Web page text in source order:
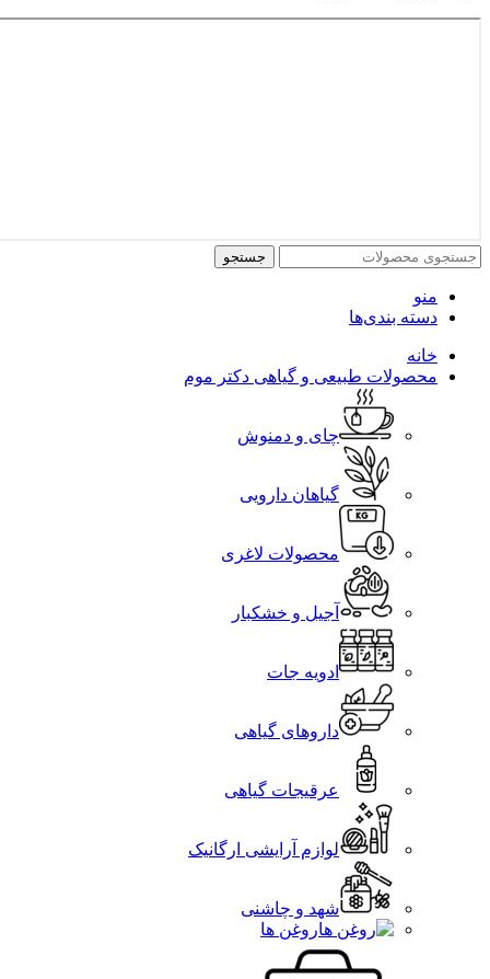
جستجو
منو
دسته بندی‌ها
خانه
محصولات طبیعی و گیاهی دکتر موم
چای و دمنوش
گیاهان دارویی
محصولات لاغری
آجیل و خشکبار
ادویه جات
داروهای گیاهی
عرقیجات گیاهی
لوازم آرایشی ارگانیک
شهد و چاشنی
روغن ها